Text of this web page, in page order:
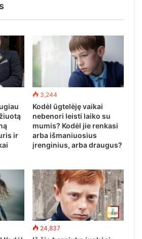
ir
3,244
Kodėl ūgtelėję vaikai
nebenori leisti laiko su
mumis? Kodėl jie renkasi
arba išmaniuosius
įrenginius, arba draugus?
24,837